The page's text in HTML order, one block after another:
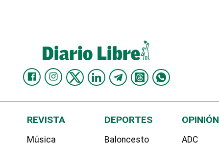
REVISTA
Música
DEPORTES
Baloncesto
OPINIÓN
ADC